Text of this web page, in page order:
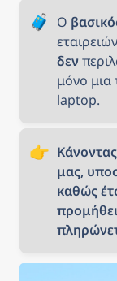
🧳 Ο
δεν
μόνο μια
laptop.
👉
μας,
καθώς